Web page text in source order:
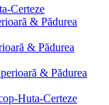
Certeze
& Pădurea
& Pădurea
& Pădurea
Huta-Certeze